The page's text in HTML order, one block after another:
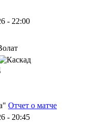
- 22:00
Отчет о матче
- 20:45